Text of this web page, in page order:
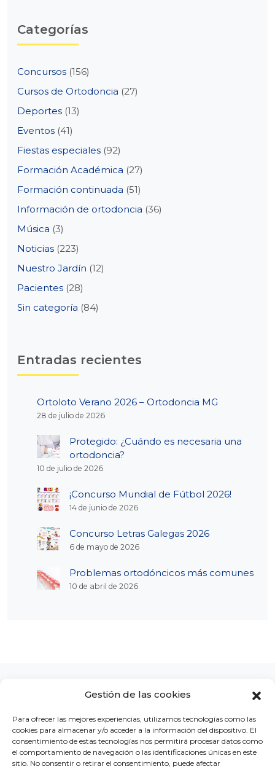
Gestión de las cookies
Para ofrecer las mejores experiencias, utilizamos tecnologías como las
cookies para almacenar y/o acceder a la información del dispositivo. El
consentimiento de estas tecnologías nos permitirá procesar datos como
el comportamiento de navegación o las identificaciones únicas en este
sitio. No consentir o retirar el consentimiento, puede afectar
Categorías
Concursos (156)
Cursos de Ortodoncia (27)
Deportes (13)
Eventos (41)
Fiestas especiales (92)
Formación Académica (27)
Formación continuada (51)
Información de ortodoncia (36)
Música (3)
Noticias (223)
Nuestro Jardín (12)
Pacientes (28)
Sin categoría (84)
Entradas recientes
Ortoloto Verano 2026 – Ortodoncia MG
28 de julio de 2026
Protegido: ¿Cuándo es necesaria una
ortodoncia?
10 de julio de 2026
¡Concurso Mundial de Fútbol 2026!
14 de junio de 2026
Concurso Letras Galegas 2026
6 de mayo de 2026
Problemas ortodóncicos más comunes
10 de abril de 2026
LA CLÍNICA CONCURSOS BLOG CONTACTO